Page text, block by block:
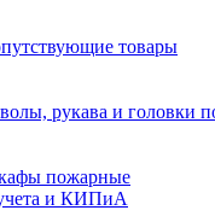
товары
рукава и головки
пожарные
и КИПиА